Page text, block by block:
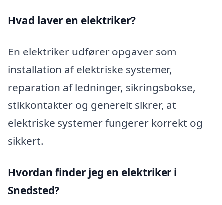
Hvad laver en elektriker?
En elektriker udfører opgaver som
installation af elektriske systemer,
reparation af ledninger, sikringsbokse,
stikkontakter og generelt sikrer, at
elektriske systemer fungerer korrekt og
sikkert.
Hvordan finder jeg en elektriker i
Snedsted?